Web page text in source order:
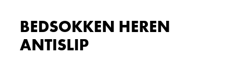
BEDSOKKEN HEREN
ANTISLIP